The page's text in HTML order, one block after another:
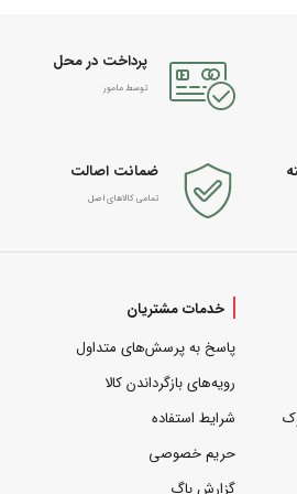
پرداخت در محل
توسط مامور
ضمانت اصالت
تمامی کالاهای اصل
خدمات مشتریان
پاسخ به پرسش‌های متداول
رویه‌های بازگرداندن کالا
شرایط استفاده
حریم خصوصی
گزارش باگ